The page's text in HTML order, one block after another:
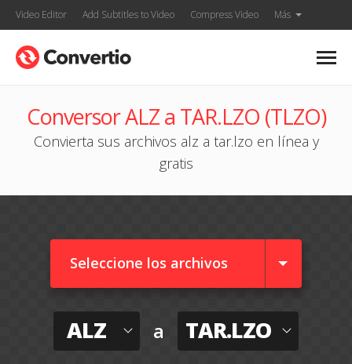
Video Editor Add Subtitles to Video Compress Video Más
Conversor ALZ a TAR.LZO (TLZO)
Convierta sus archivos alz a tar.lzo en línea y
gratis
Seleccione los archivos
ALZ a TAR.LZO